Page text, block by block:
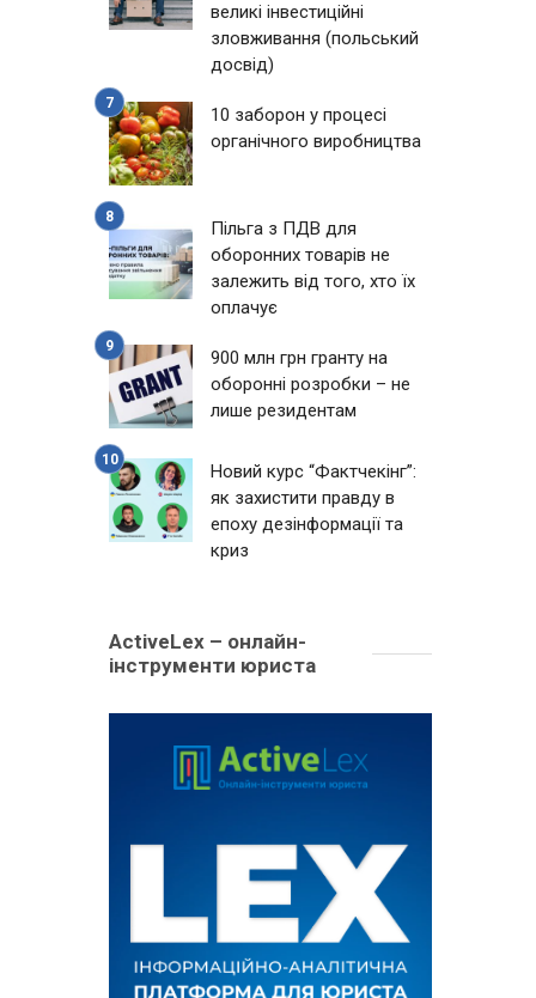
великі інвестиційні
зловживання (польський
досвід)
10 заборон у процесі
органічного виробництва
Пільга з ПДВ для
оборонних товарів не
залежить від того, хто їх
оплачує
900 млн грн гранту на
оборонні розробки – не
лише резидентам
Новий курс “Фактчекінг”:
як захистити правду в
епоху дезінформації та
криз
ActiveLex – онлайн-
інструменти юриста